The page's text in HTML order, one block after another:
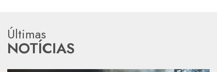
Últimas
NOTÍCIAS